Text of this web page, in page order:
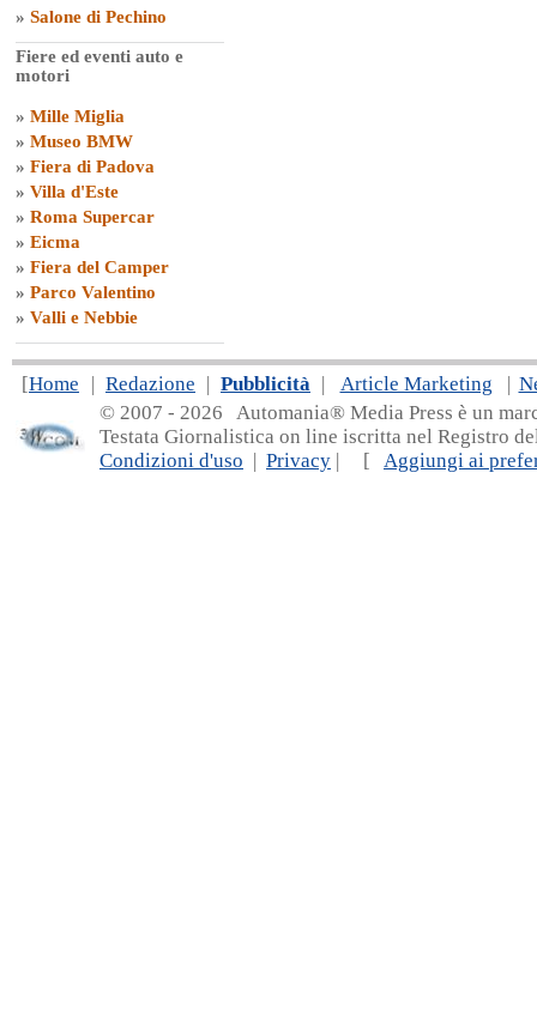
» Salone di Pechino
Fiere ed eventi auto e
motori
» Mille Miglia
» Museo BMW
» Fiera di Padova
» Villa d'Este
» Roma Supercar
» Eicma
» Fiera del Camper
» Parco Valentino
» Valli e Nebbie
[Home | Redazione | Pubblicità | Article Marketing |
© 2007 - 2026 Automania® Media Press è un
Testata Giornalistica on line iscritta nel Registro
Condizioni d'uso | Privacy | [ Aggiungi ai